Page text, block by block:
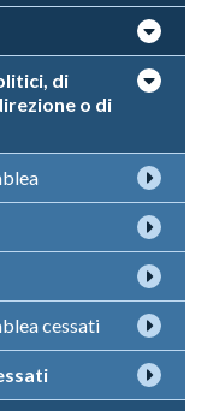
di
o di
cessati